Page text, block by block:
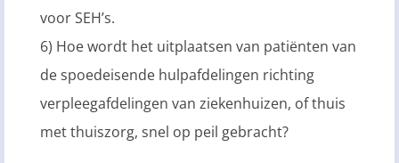
voor SEH’s.
6) Hoe wordt het uitplaatsen van patiënten van
de spoedeisende hulpafdelingen richting
verpleegafdelingen van ziekenhuizen, of thuis
met thuiszorg, snel op peil gebracht?